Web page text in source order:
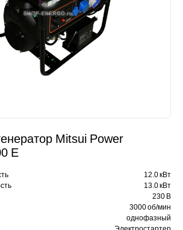
Mitsui Power
Е
12.0 кВт
13.0 кВт
230 В
3000 об/мин
однофазный